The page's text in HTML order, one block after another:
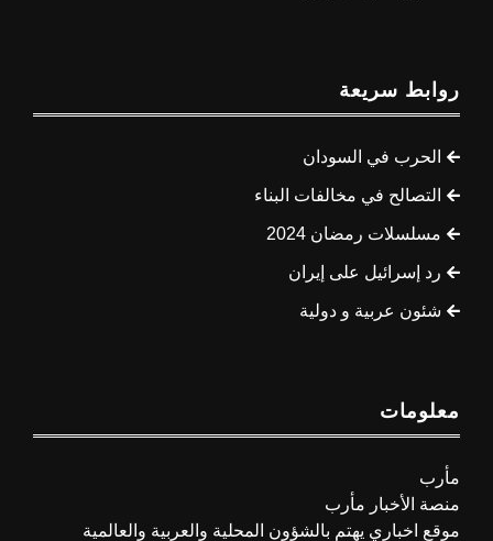
روابط سريعة
الحرب في السودان
التصالح في مخالفات البناء
مسلسلات رمضان 2024
رد إسرائيل على إيران
شئون عربية و دولية
معلومات
مأرب
منصة الأخبار مأرب
موقع اخباري يهتم بالشؤون المحلية والعربية والعالمية